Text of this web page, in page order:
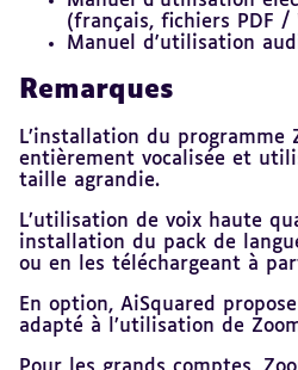
(français, fichiers PDF /
Manuel d'utilisation
Remarques
L’installation du programme
entièrement vocalisée et
taille agrandie.
L’utilisation de voix haute
installation du pack de
ou en les téléchargeant à
En option, AiSquared
adapté à l’utilisation de